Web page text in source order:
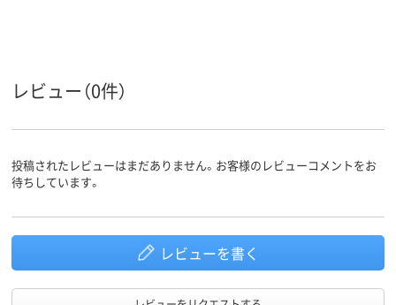
レビュー（0件）
投稿されたレビューはまだありません。お客様のレビューコメントをお
待ちしています。
レビューを書く